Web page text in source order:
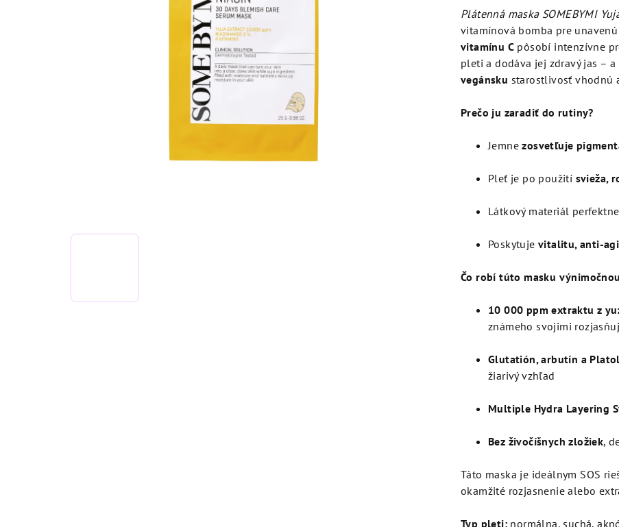
produktu
je
5,0
5
hviezdičiek.
Plátenná maska SOMEBYMI
vitamínová bomba pre
vitamínu C pôsobí intenzívne
pleti a dodáva jej zdravý jas –
vegánsku starostlivosť vhodnú
Prečo ju zaradiť do rutiny?
Jemnezosvetľuje
Pleť je po použití svieža,
Látkový materiál
Poskytuje vitalitu, anti-
Čo robí túto masku
10 000 ppm extraktu z
známeho svojimi
Glutatión, arbutín a
žiarivý vzhľad
Multiple Hydra Layering
Bez živočíšnych zložiek,
Táto maska je ideálnym SOS
okamžité rozjasnenie alebo
Typ pleti: normálna, suchá,